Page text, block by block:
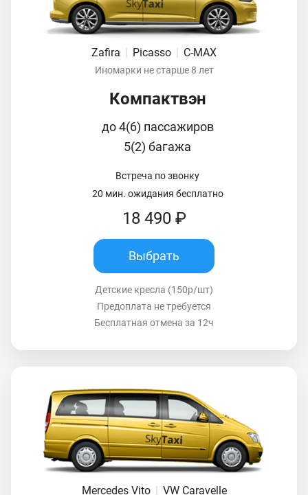
Zafira | Picasso | C-MAX
Иномарки не старше 8 лет
Компактвэн
до 4(6) пассажиров
5(2) багажа
Встреча по звонку
20 мин. ожидания бесплатно
18 490 ₽
Выбрать
Детские кресла (150р/шт)
Предоплата не требуется
Бесплатная отмена за 12ч
Mercedes Vito VW Caravelle